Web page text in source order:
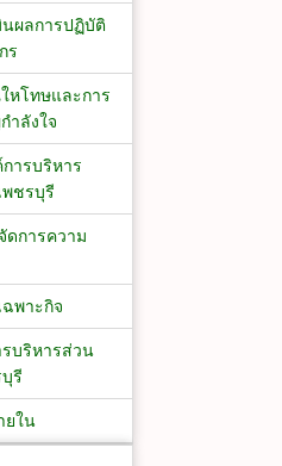
นผลการปฏิบัติ
ร
หโทษและการ
ำลังใจ
ารบริหาร
พชรบุรี
ดการความ
พาะกิจ
รบริหารส่วน
รี
ยใน